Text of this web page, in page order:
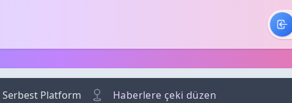
Serbest Platform Haberlere çeki düzen